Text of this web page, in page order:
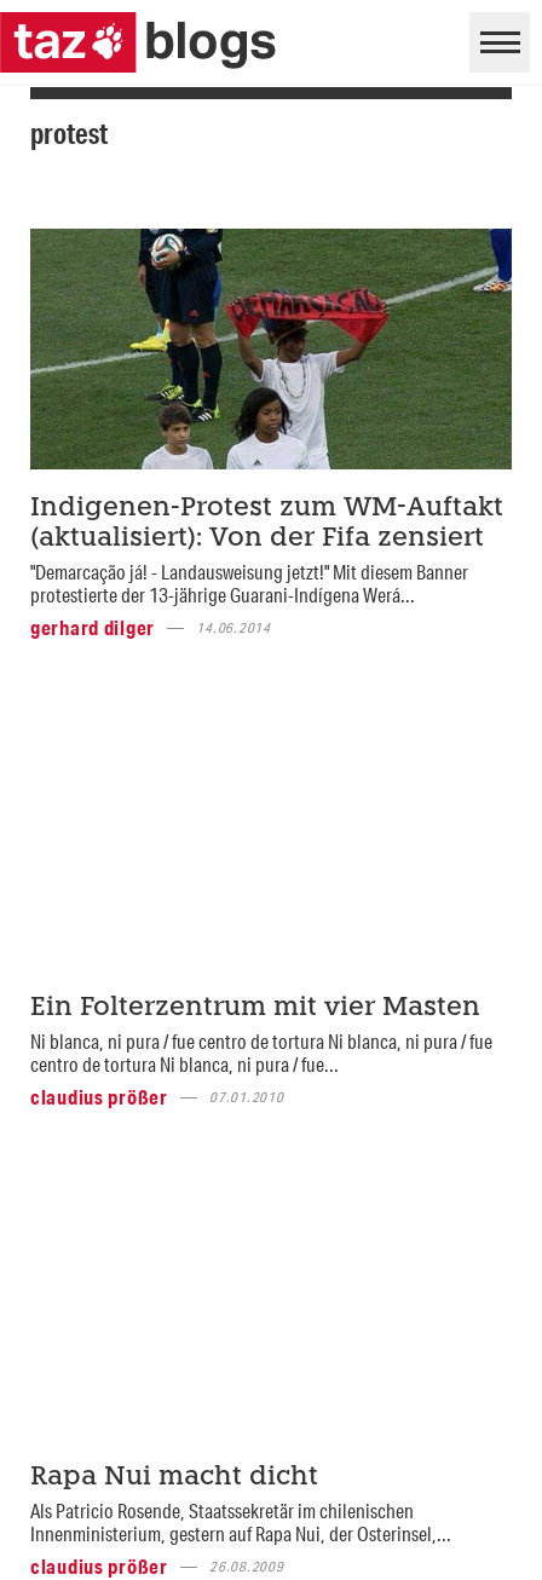
protest
Indigenen-Protest zum WM-Auftakt
(aktualisiert): Von der Fifa zensiert
"Demarcação já! - Landausweisung jetzt!" Mit diesem Banner
protestierte der 13-jährige Guarani-Indígena Werá...
gerhard dilger
14.06.2014
Ein Folterzentrum mit vier Masten
Ni blanca, ni pura / fue centro de tortura Ni blanca, ni pura / fue
centro de tortura Ni blanca, ni pura / fue...
claudius prößer
07.01.2010
Rapa Nui macht dicht
Als Patricio Rosende, Staatssekretär im chilenischen
Innenministerium, ges­tern auf Rapa Nui, der Osterinsel,...
claudius prößer
26.08.2009